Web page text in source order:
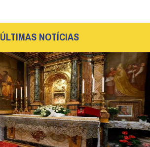
ÚLTIMAS NOTÍCIAS